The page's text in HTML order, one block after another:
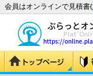
会員はオンラインで見積書(